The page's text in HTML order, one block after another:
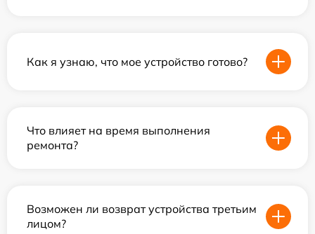
Как я узнаю, что мое устройство готово?
Что влияет на время выполнения
ремонта?
Возможен ли возврат устройства третьим
лицом?